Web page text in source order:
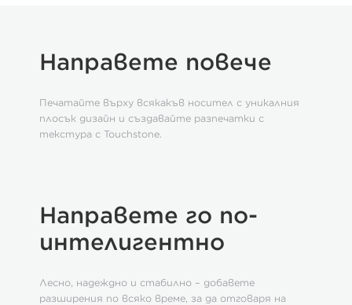
Направете повече
Печатайте върху всякакъв носител с уникалния
плосък дизайн и създавайте разпечатки с
текстура с Touchstone.
Направете го по-
интелигентно
Лесно, надеждно и стабилно – добавете
разширения по всяко време, за да отговаря на